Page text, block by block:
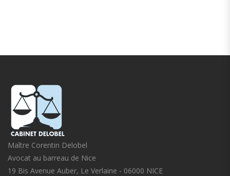
Maître Corentin Delobel
Avocat au barreau de Nice
19 Bis Avenue Auber, Le Verlaine - 06000 NICE